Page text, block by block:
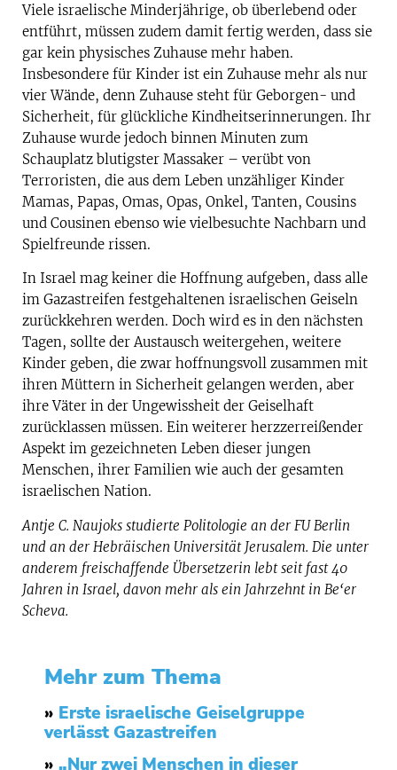
Viele israelische Minderjährige, ob überlebend oder
entführt, müssen zudem damit fertig werden, dass sie
gar kein physisches Zuhause mehr haben.
Insbesondere für Kinder ist ein Zuhause mehr als nur
vier Wände, denn Zuhause steht für Geborgen- und
Sicherheit, für glückliche Kindheitserinnerungen. Ihr
Zuhause wurde jedoch binnen Minuten zum
Schauplatz blutigster Massaker – verübt von
Terroristen, die aus dem Leben unzähliger Kinder
Mamas, Papas, Omas, Opas, Onkel, Tanten, Cousins
und Cousinen ebenso wie vielbesuchte Nachbarn und
Spielfreunde rissen.
In Israel mag keiner die Hoffnung aufgeben, dass alle
im Gazastreifen festgehaltenen israelischen Geiseln
zurückkehren werden. Doch wird es in den nächsten
Tagen, sollte der Austausch weitergehen, weitere
Kinder geben, die zwar hoffnungsvoll zusammen mit
ihren Müttern in Sicherheit gelangen werden, aber
ihre Väter in der Ungewissheit der Geiselhaft
zurücklassen müssen. Ein weiterer herzzerreißender
Aspekt im gezeichneten Leben dieser jungen
Menschen, ihrer Familien wie auch der gesamten
israelischen Nation.
Antje C. Naujoks studierte Politologie an der FU Berlin
und an der Hebräischen Universität Jerusalem. Die unter
anderem freischaffende Übersetzerin lebt seit fast 40
Jahren in Israel, davon mehr als ein Jahrzehnt in Be‘er
Scheva.
Mehr zum Thema
» Erste israelische Geiselgruppe
verlässt Gazastreifen
» „Nur zwei Menschen in dieser